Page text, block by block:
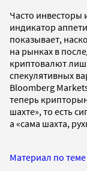
Часто инвесторы
индикатор
показывает,
на рынках в
криптовалют
спекулятивных
Bloomberg
теперь
шахте», то есть
а «сама шахта,
Материал по теме